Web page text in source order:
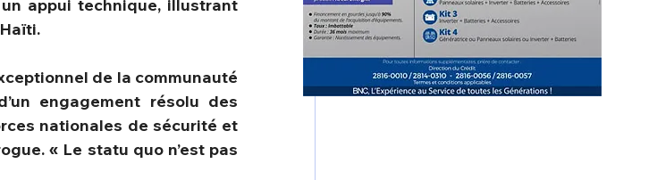
appui technique, illustrant
de la communauté
engagement résolu des
nationales de sécurité et
« Le statu quo n’est pas